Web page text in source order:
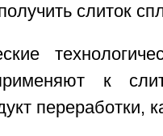
слиток
к
переработки,